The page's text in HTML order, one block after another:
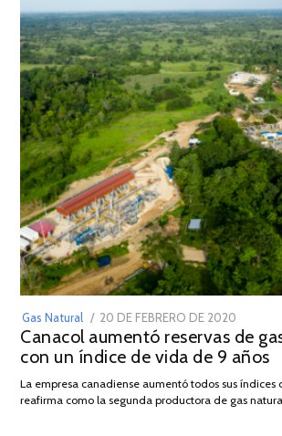
Gas Natural
POSTED
ON
20 DE FEBRERO DE 2020
DE
JULIO
2025
Canacol aumentó reservas de
con un índice de vida de 9 años
La empresa canadiense aumentó todos sus índices
reafirma como la segunda productora de gas